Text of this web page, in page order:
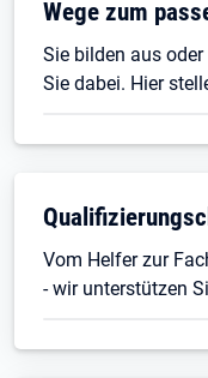
Wege zum
Sie bilden aus
Sie dabei. Hier
Vom Helfer zur
- wir unterstützen